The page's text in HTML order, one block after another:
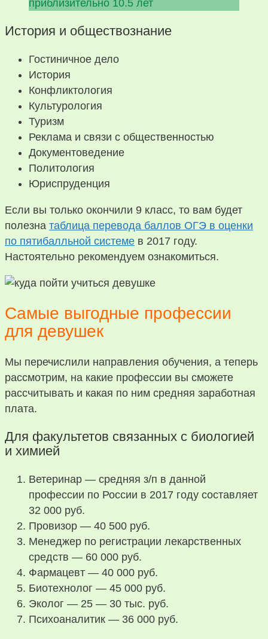
приблизительно 10.5 лет
История и обществознание
Гостиничное дело
История
Конфликтология
Культурология
Туризм
Реклама и связи с общественностью
Документоведение
Политология
Юриспруденция
Если вы только окончили 9 класс, то вам будет
полезна таблица перевода баллов ОГЭ в оценки
по пятибалльной системе в 2017 году.
Настоятельно рекомендуем ознакомиться.
Самые выгодные профессии
для девушек
Мы перечислили направления обучения, а теперь
рассмотрим, на какие профессии вы сможете
рассчитывать и какая по ним средняя заработная
плата.
Для факультетов связанных с биологией
и химией
Ветеринар — средняя з/п в данной
профессии по России в 2017 году составляет
32 000 руб.
Провизор — 40 500 руб.
Менеджер по регистрации лекарственных
средств — 60 000 руб.
Фармацевт — 40 000 руб.
Биотехнолог — 45 000 руб.
Эколог — 25 — 30 тыс. руб.
Психоаналитик — 36 000 руб.